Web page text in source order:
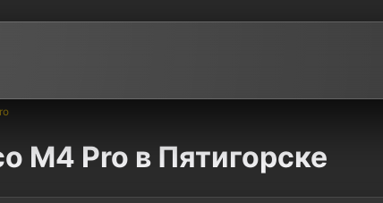
M4 Pro в Пятигорске